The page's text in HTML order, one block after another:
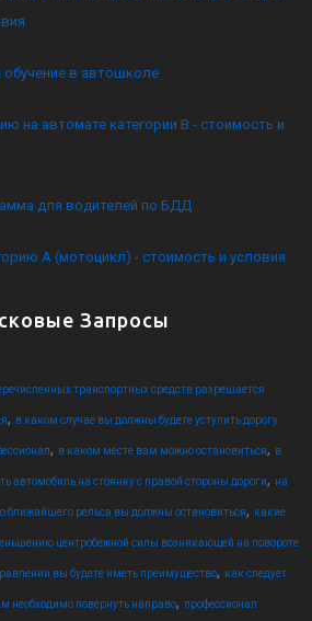
обучение в автошколе
на автомате категории B - стоимость и
для водителей по БДД
А (мотоцикл) - стоимость и условия
Запросы
транспортных средств разрешается
, в каком случае вы должны будете уступить дорогу
, в каком месте вам можно остановиться, в
автомобиль на стоянку с правой стороны дороги, на
рельса вы должны остановиться, какие
центробежной силы возникающей на повороте
вы будете иметь преимущество, как следует
необходимо повернуть направо, профессионал